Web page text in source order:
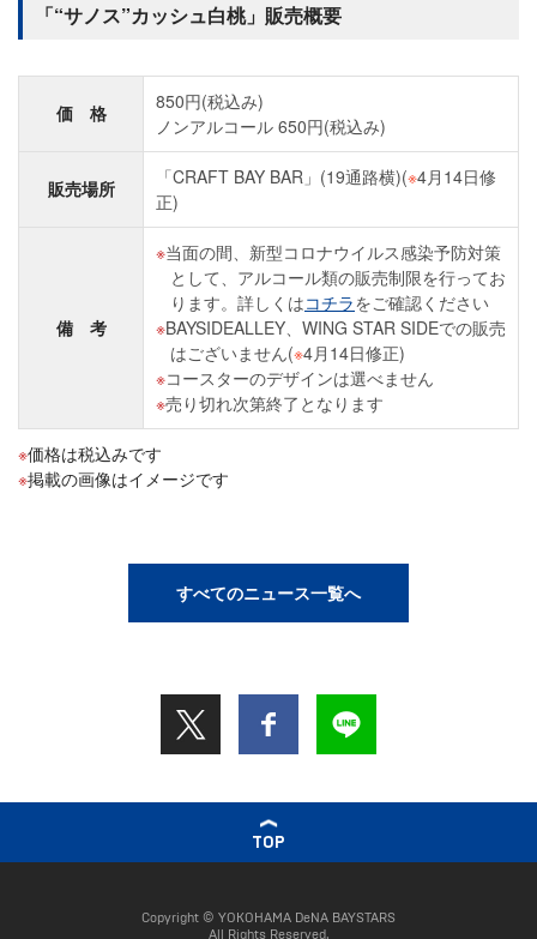
「“サノス”カッシュ白桃」販売概要
価 格
850円(税込み)
ノンアルコール 650円(税込み)
販売場所 「CRAFT BAY BAR」(19通路横)(※4月14日修
正)
備 考
当面の間、新型コロナウイルス感染予防対策
として、アルコール類の販売制限を行ってお
ります。詳しくはコチラをご確認ください
BAYSIDEALLEY、WING STAR SIDEでの販売
はございません(※4月14日修正)
コースターのデザインは選べません
売り切れ次第終了となります
価格は税込みです
掲載の画像はイメージです
すべてのニュース一覧へ
TOP
Copyright © YOKOHAMA DeNA BAYSTARS
All Rights Reserved.